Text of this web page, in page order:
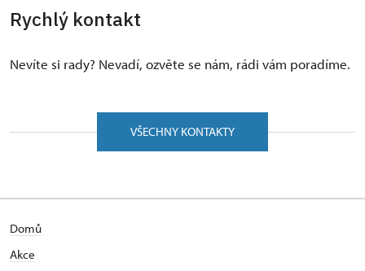
Rychlý kontakt
Nevíte si rady? Nevadí, ozvěte se nám, rádi vám poradíme.
VŠECHNY KONTAKTY
Domů
Akce